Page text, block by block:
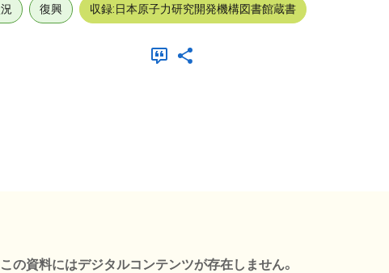
復興 収録:日本原子力研究開発機構図書館蔵書
この資料にはデジタルコンテンツが存在しません。